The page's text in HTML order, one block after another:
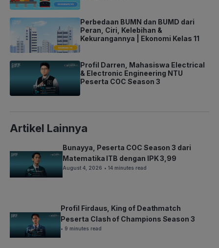
Perbedaan BUMN dan BUMD dari
Peran, Ciri, Kelebihan &
Kekurangannya | Ekonomi Kelas 11
Profil Darren, Mahasiswa Electrical
& Electronic Engineering NTU
Peserta COC Season 3
Artikel Lainnya
Bunayya, Peserta COC Season 3 dari
Matematika ITB dengan IPK 3,99
August 4, 2026 • 14 minutes read
Profil Firdaus, King of Deathmatch
Peserta Clash of Champions Season 3
• 9 minutes read